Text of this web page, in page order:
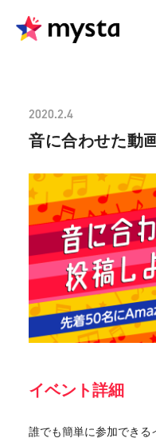
2020.2.4
音に合わせた動
イベント詳細
誰でも簡単に参加できる